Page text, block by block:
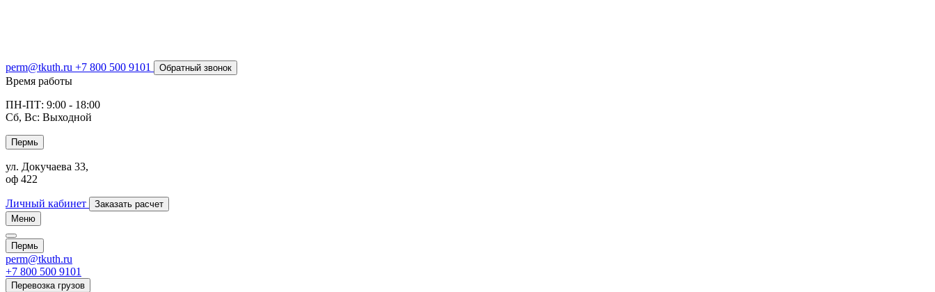
perm@tkuth.ru +7 800 500 9101 Обратный звонок
Время работы
ПН-ПТ: 9:00 - 18:00
Сб, Вс: Выходной
Пермь
ул. Докучаева 33,
оф 422
Личный кабинет
Заказать расчет
Меню
Пермь
perm@tkuth.ru
+7 800 500 9101
Перевозка грузов